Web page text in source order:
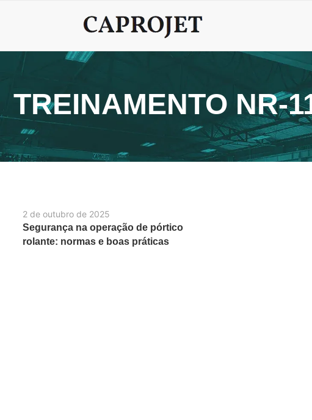
TREINAMENTO NR-
2 de outubro de 2025
Segurança na operação de pórtico
rolante: normas e boas práticas